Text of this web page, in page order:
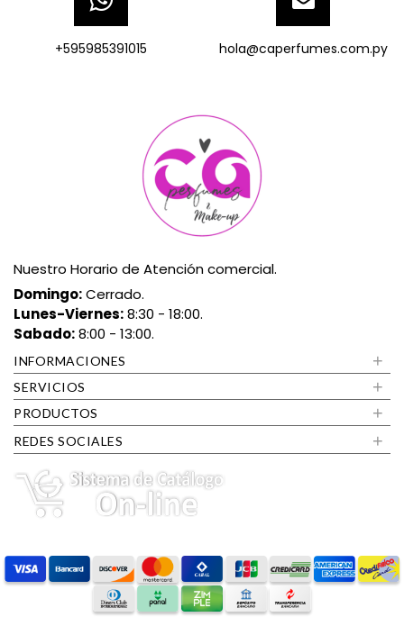
+595985391015 hola@caperfumes.com.py
Nuestro Horario de Atención comercial.
Domingo:Cerrado.
Lunes-Viernes:8:30 - 18:00.
Sabado:8:00 - 13:00.
INFORMACIONES +
SERVICIOS +
PRODUCTOS +
REDES SOCIALES +